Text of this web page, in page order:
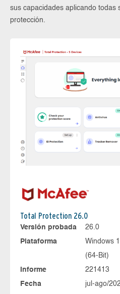
sus capacidades aplicando todas
protección.
Total Protection 26.0
Versión probada
26.0
Plataforma
Windows
(64-Bit)
Informe
221413
Fecha
jul-ago/